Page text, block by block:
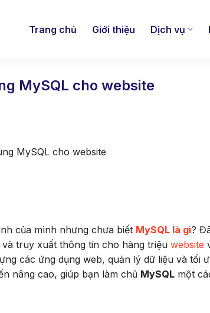
Trang chủ Giới thiệu Dịch vụ
MySQL cho website
MySQL cho website
của mình nhưng chưa biết MySQL là gì?
truy xuất thông tin cho hàng triệu website
các ứng dụng web, quản lý dữ liệu và tối
nâng cao, giúp bạn làm chủ MySQL một